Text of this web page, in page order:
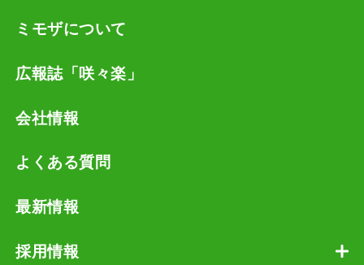
ミモザについて
広報誌「咲々楽」
会社情報
よくある質問
最新情報
採用情報